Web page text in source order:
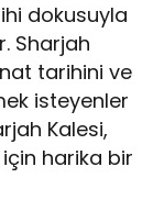
dokusuyla
Sharjah
tarihini ve
isteyenler
Kalesi,
harika bir